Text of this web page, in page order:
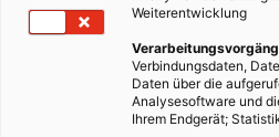
Weiterentwicklung
Verbindungsdaten,
Daten über die
Analysesoftware und
Ihrem Endgerät;